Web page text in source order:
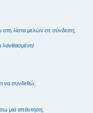
λίστα μελών σε σύνδεση;
λανθασμένη!
να συνδεθώ;
μια απάντηση;